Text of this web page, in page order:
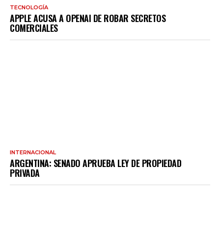
TECNOLOGÍA
APPLE ACUSA A OPENAI DE ROBAR SECRETOS
COMERCIALES
INTERNACIONAL
ARGENTINA: SENADO APRUEBA LEY DE PROPIEDAD
PRIVADA